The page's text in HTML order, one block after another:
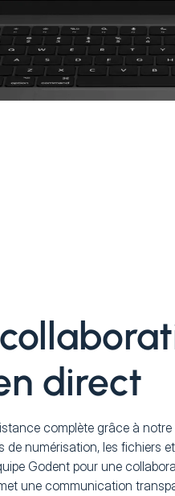
direct
complète grâce à notre
de numérisation, les fichiers
Godent pour une
une communication